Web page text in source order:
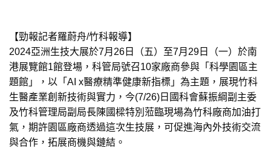
【勁報記者羅蔚舟/竹科報導】
2024亞洲生技大展於7月26日（五）至7月29日（一）於南
港展覽館1館登場，科管局號召10家廠商參與「科學園區主
題館」，以「AI x醫療精準健康新指標」為主題，展現竹科
生醫產業創新技術與實力，今(7/26)日國科會蘇振綱副主委
及竹科管理局副局長陳國樑特別蒞臨現場為竹科廠商加油打
氣，期許園區廠商透過這次生技展，可促進海內外技術交流
與合作，拓展商機與鏈結。